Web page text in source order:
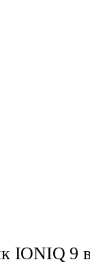
IONIQ 9